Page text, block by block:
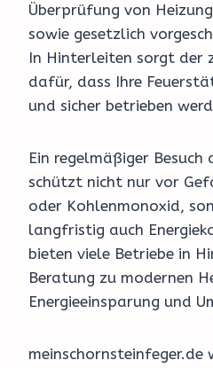
Überprüfung von
sowie gesetzlich
In Hinterleiten sorgt der
dafür, dass Ihre
und sicher betrieben
Ein regelmäßiger Besuch
schützt nicht nur vor
oder Kohlenmonoxid,
langfristig auch
bieten viele Betriebe in
Beratung zu modernen
Energieeinsparung und
meinschornsteinfeger.de